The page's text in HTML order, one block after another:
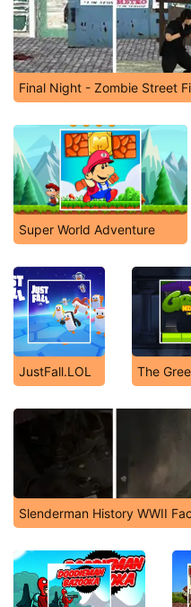
Final Night - Zombie Street
Super World Adventure
JustFall.LOL The
Slenderman History WWII